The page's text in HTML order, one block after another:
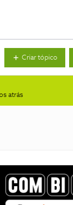
Criar tópico
atrás